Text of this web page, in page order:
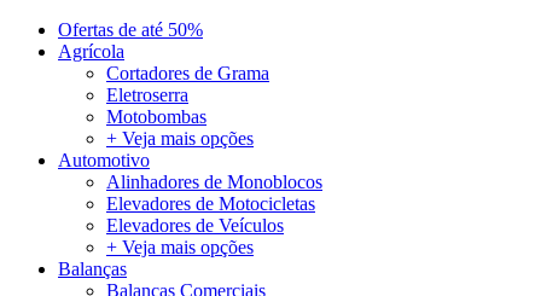
Ofertas de até 50%
Agrícola
Cortadores de Grama
Eletroserra
Motobombas
+ Veja mais opções
Automotivo
Alinhadores de Monoblocos
Elevadores de Motocicletas
Elevadores de Veículos
+ Veja mais opções
Balanças
Balanças Comerciais